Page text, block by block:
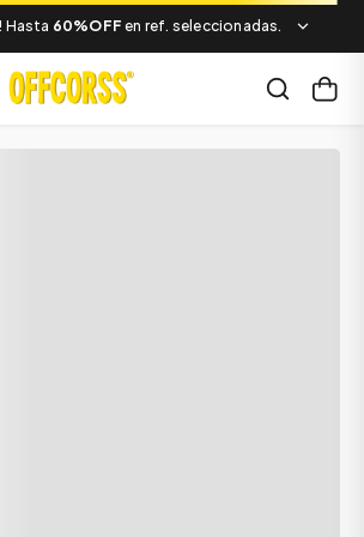
Hasta 60%OFF en ref. seleccionadas.